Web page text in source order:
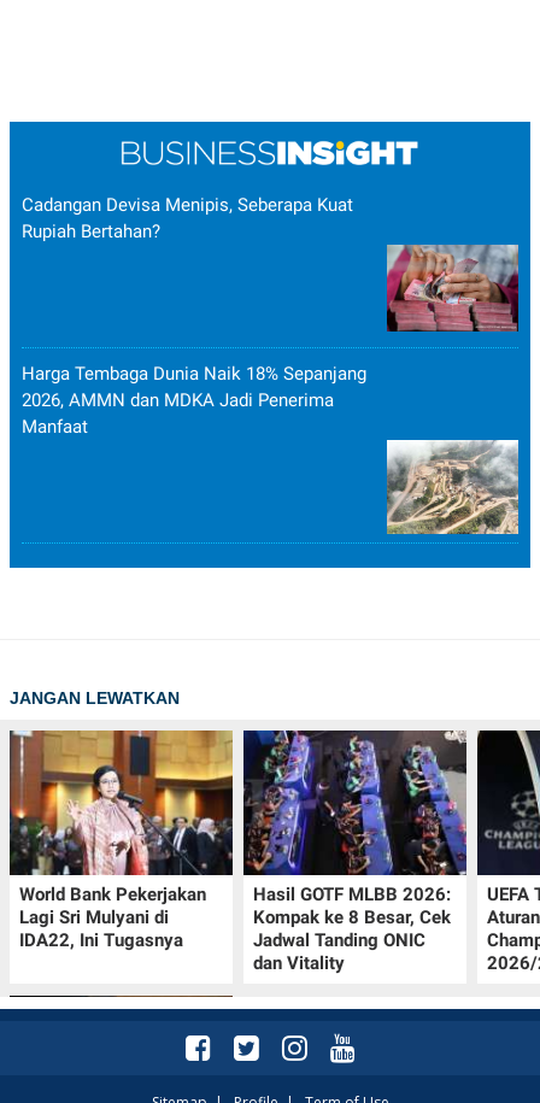
Cadangan Devisa Menipis, Seberapa Kuat
Rupiah Bertahan?
Harga Tembaga Dunia Naik 18% Sepanjang
2026, AMMN dan MDKA Jadi Penerima
Manfaat
JANGAN LEWATKAN
World Bank Pekerjakan
Lagi Sri Mulyani di
IDA22, Ini Tugasnya
Hasil GOTF MLBB 2026:
Kompak ke 8 Besar, Cek
Jadwal Tanding ONIC
dan Vitality
UEFA
2026/